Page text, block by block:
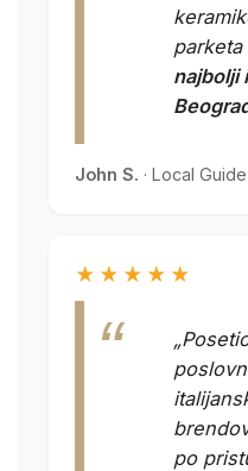
najbolji
John S. · Local
★★★★★
po